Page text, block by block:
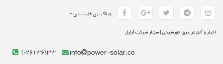
وبلاگ برق خورشیدی-
اخبار و آموزش برق خورشیدی | سولار شرکت آراپل
info power-solar.co
(026) 36133